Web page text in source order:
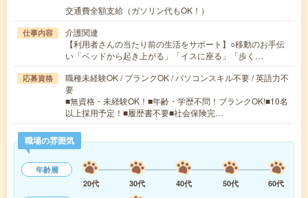
交通費全額支給（ガソリン代もOK！）
仕事内容
介護関連
【利用者さんの当たり前の生活をサポート】○移動のお手伝
い「ベッドから起き上がる」「イスに座る」「歩く…
応募資格
職種未経験OK / ブランクOK / パソコンスキル不要 / 英語力不
要
■無資格・未経験OK！■年齢・学歴不問！ブランクOK!■10名
以上採用予定！■履歴書不要■社会保険完…
職場の雰囲気
年齢層
20代
30代 40代 50代
60代